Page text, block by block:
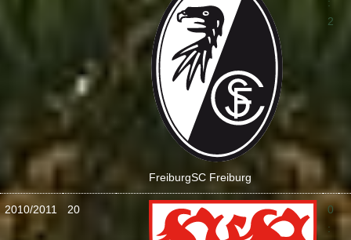
FreiburgSC Freiburg
2
2010/2011 20
0
: